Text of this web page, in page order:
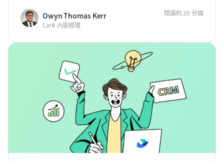
Owyn Thomas Kerr
Lark 内容經理
閱讀約 20 分鐘